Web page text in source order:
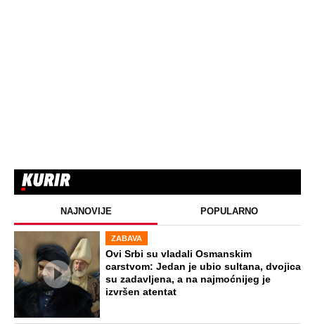
NAJNOVIJE POPULARNO
ZABAVA
Ovi Srbi su vladali Osmanskim
carstvom: Jedan je ubio sultana, dvojica
su zadavljena, a na najmoćnijeg je
izvršen atentat